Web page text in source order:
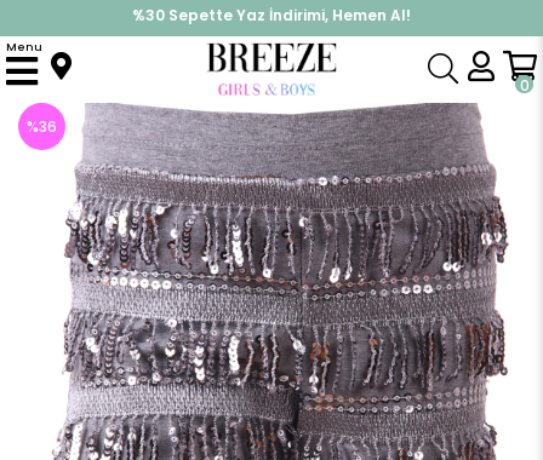
%30 Sepette Yaz İndirimi, Hemen Al!
İndirimlere ek %10 İndirimi Kap, Hemen Üye Ol!
0
Menu
Anasayfa Alt Giyim Kapri & Şort Kız Çocuk Şort Pullu Gri (3 Yaş)
%36